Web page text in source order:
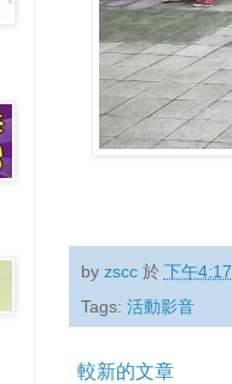
by zscc 於 下午4:17
Tags: 活動影音
較新的文章